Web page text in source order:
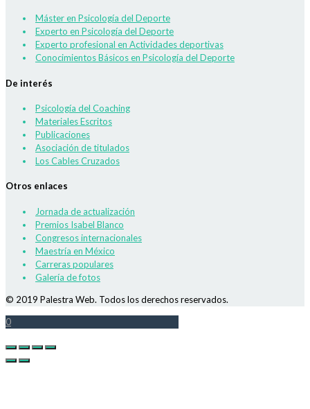
Máster en Psicología del Deporte
Experto en Psicología del Deporte
Experto profesional en Actividades deportivas
Conocimientos Básicos en Psicología del Deporte
De interés
Psicología del Coaching
Materiales Escritos
Publicaciones
Asociación de titulados
Los Cables Cruzados
Otros enlaces
Jornada de actualización
Premios Isabel Blanco
Congresos internacionales
Maestría en México
Carreras populares
Galería de fotos
© 2019 Palestra Web. Todos los derechos reservados.
0